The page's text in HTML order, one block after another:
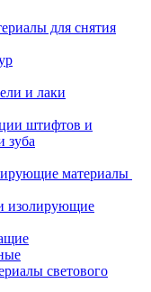
для снятия
и лаки
штифтов и
зуба
материалы
изолирующие
светового